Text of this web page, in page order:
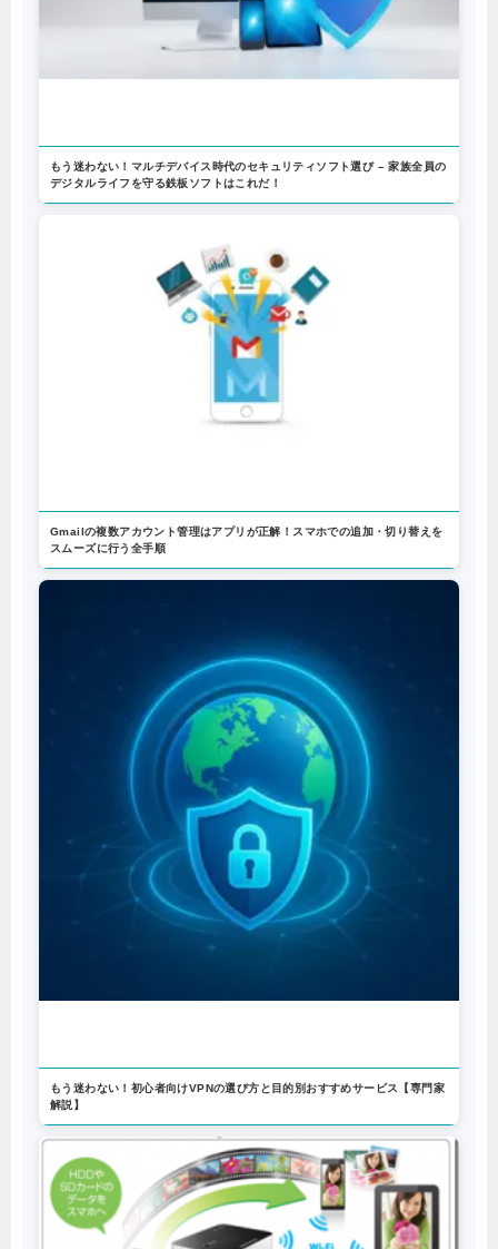
もう迷わない！マルチデバイス時代のセキュリティソフト選び – 家族全員の
デジタルライフを守る鉄板ソフトはこれだ！
Gmailの複数アカウント管理はアプリが正解！スマホでの追加・切り替えを
スムーズに行う全手順
もう迷わない！初心者向けVPNの選び方と目的別おすすめサービス【専門家
解説】